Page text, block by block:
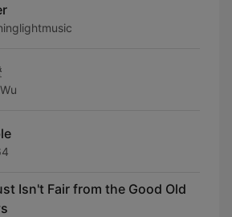
Isn't Fair from the Good Old